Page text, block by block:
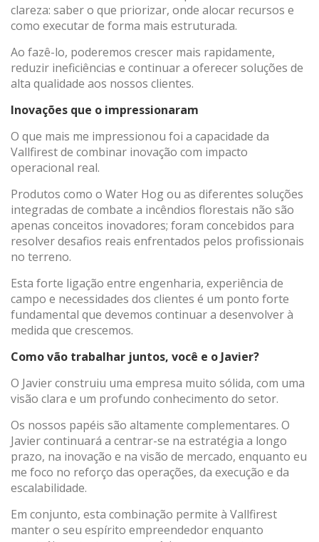
clareza: saber o que priorizar, onde alocar recursos e
como executar de forma mais estruturada.
Ao fazê-lo, poderemos crescer mais rapidamente,
reduzir ineficiências e continuar a oferecer soluções de
alta qualidade aos nossos clientes.
Inovações que o impressionaram
O que mais me impressionou foi a capacidade da
Vallfirest de combinar inovação com impacto
operacional real.
Produtos como o Water Hog ou as diferentes soluções
integradas de combate a incêndios florestais não são
apenas conceitos inovadores; foram concebidos para
resolver desafios reais enfrentados pelos profissionais
no terreno.
Esta forte ligação entre engenharia, experiência de
campo e necessidades dos clientes é um ponto forte
fundamental que devemos continuar a desenvolver à
medida que crescemos.
Como vão trabalhar juntos, você e o Javier?
O Javier construiu uma empresa muito sólida, com uma
visão clara e um profundo conhecimento do setor.
Os nossos papéis são altamente complementares. O
Javier continuará a centrar-se na estratégia a longo
prazo, na inovação e na visão de mercado, enquanto eu
me foco no reforço das operações, da execução e da
escalabilidade.
Em conjunto, esta combinação permite à Vallfirest
manter o seu espírito empreendedor enquanto